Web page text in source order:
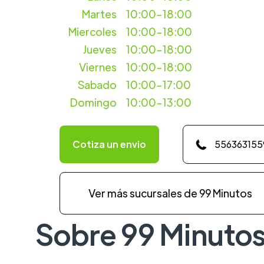
Martes
Miercoles
10:00-18:00
10:00-18:00
Jueves
10:00-18:00
Viernes
10:00-18:00
Sabado
10:00-17:00
Domingo
10:00-13:00
Cotiza un envio
Ver más sucursales de 99 Minutos
Sobre 99